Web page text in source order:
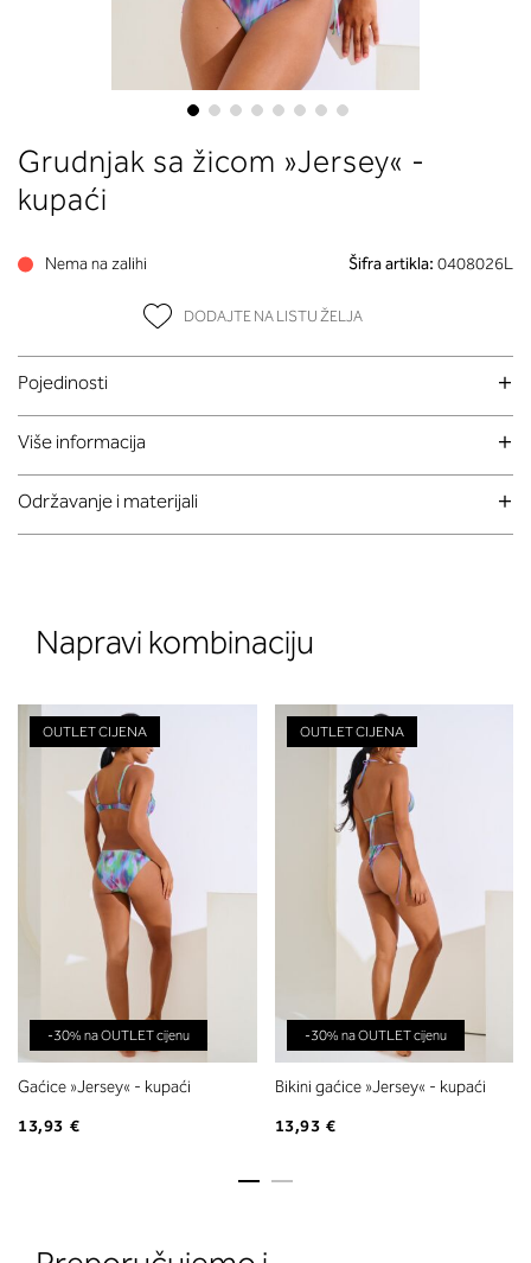
to
the
beginning
the
Grudnjak sa žicom »Jersey« -
kupaći
Nema na zalihi Šifra artikla: 0408026L
DODAJTE NA LISTU ŽELJA
Pojedinosti
Više informacija
Održavanje i materijali
Napravi kombinaciju
-30% na OUTLET cijenu
OUTLET CIJENA
Gaćice »Jersey« - kupaći
13,93 €
-30% na OUTLET cijenu
OUTLET CIJENA
Bikini gaćice »Jersey« - kupaći
13,93 €